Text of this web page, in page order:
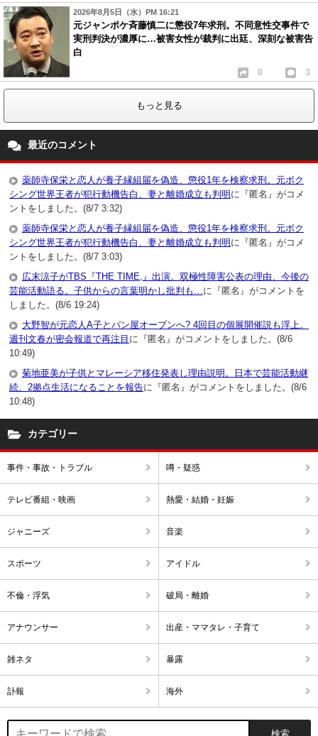
2026年8月5日（水）PM 16:21
元ジャンポケ斉藤慎二に懲役7年求刑。不同意性交事件で
実刑判決が濃厚に…被害女性が裁判に出廷、深刻な被害告
白
0 3
もっと見る
最近のコメント
薬師寺保栄と恋人が養子縁組届を偽造、懲役1年を検察求刑。元ボク
シング世界王者が犯行動機告白、妻と離婚成立も判明 に『匿名』がコメ
ントをしました。(8/7 3:32)
薬師寺保栄と恋人が養子縁組届を偽造、懲役1年を検察求刑。元ボク
シング世界王者が犯行動機告白、妻と離婚成立も判明 に『匿名』がコメ
ントをしました。(8/7 3:03)
広末涼子がTBS『THE TIME,』出演。双極性障害公表の理由、今後の
芸能活動語る。子供からの言葉明かし批判も…に『匿名』がコメントを
しました。(8/6 19:24)
大野智が元恋人A子とパン屋オープンへ? 4回目の個展開催説も浮上。
週刊文春が密会報道で再注目 に『匿名』がコメントをしました。(8/6
10:49)
菊地亜美が子供とマレーシア移住発表し理由説明。日本で芸能活動継
続、2拠点生活になることを報告に『匿名』がコメントをしました。(8/6
10:48)
カテゴリー
事件・事故・トラブル 噂・疑惑
テレビ番組・映画 熱愛・結婚・妊娠
ジャニーズ 音楽
スポーツ アイドル
不倫・浮気 破局・離婚
アナウンサー 出産・ママタレ・子育て
雑ネタ 暴露
訃報 海外